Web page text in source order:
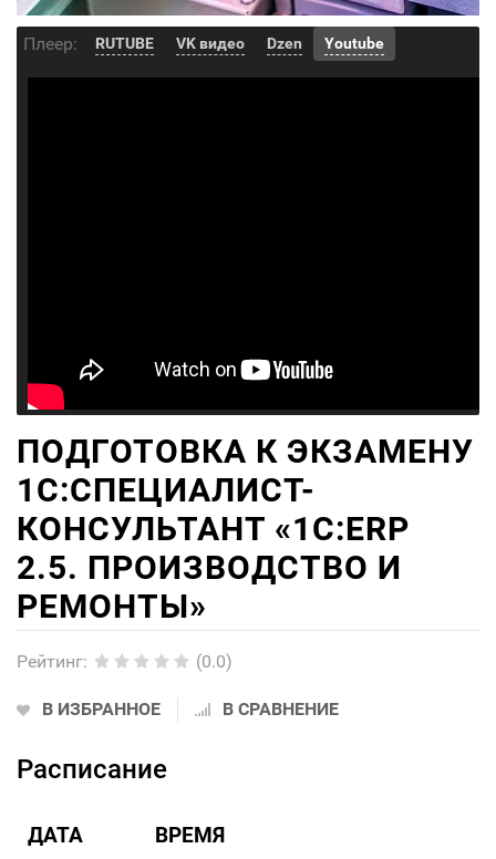
Плеер: RUTUBE VK видео Dzen Youtube
ПОДГОТОВКА К ЭКЗАМЕНУ
1С:СПЕЦИАЛИСТ-
КОНСУЛЬТАНТ «1С:ERP
2.5. ПРОИЗВОДСТВО И
РЕМОНТЫ»
Рейтинг: (0.0)
В ИЗБРАННОЕ В СРАВНЕНИЕ
Расписание
ДАТА ВРЕМЯ